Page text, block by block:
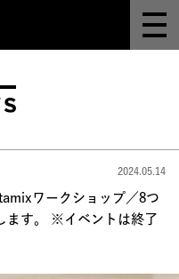
2024.05.14
ワークショップ／8つ
ます。 ※イベントは終了